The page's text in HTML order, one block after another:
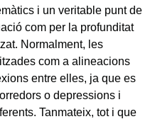
i un veritable punt de
com per la profunditat
Normalment, les
com a alineacions
entre elles, ja que es
o depressions i
Tanmateix, tot i que